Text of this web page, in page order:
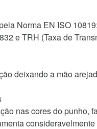
Norma EN ISO
e TRH (Taxa de
deixando a mão
nas cores do punho,